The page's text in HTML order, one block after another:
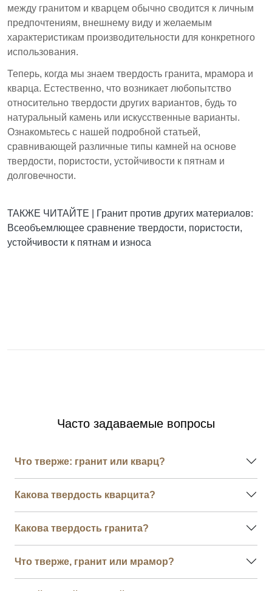
между гранитом и кварцем обычно сводится к личным
предпочтениям, внешнему виду и желаемым
характеристикам производительности для конкретного
использования.
Теперь, когда мы знаем твердость гранита, мрамора и
кварца. Естественно, что возникает любопытство
относительно твердости других вариантов, будь то
натуральный камень или искусственные варианты.
Ознакомьтесь с нашей подробной статьей,
сравнивающей различные типы камней на основе
твердости, пористости, устойчивости к пятнам и
долговечности.
ТАКЖЕ ЧИТАЙТЕ |
Гранит против других материалов:
Всеобъемлющее сравнение твердости, пористости,
устойчивости к пятнам и износа
Часто задаваемые вопросы
Что тверже: гранит или кварц?
Какова твердость кварцита?
Какова твердость гранита?
Что тверже, гранит или мрамор?